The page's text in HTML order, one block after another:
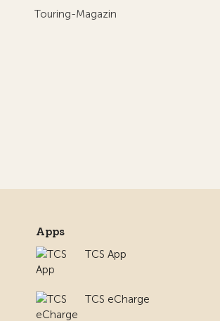
Touring-Magazin
Apps
TCS App
TCS eCharge